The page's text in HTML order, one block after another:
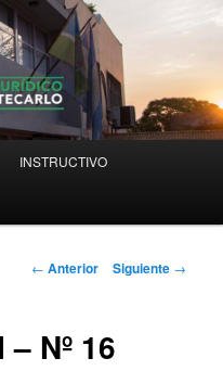
INSTRUCTIVO
Navegación
← Anterior Siguiente →
Nº 16